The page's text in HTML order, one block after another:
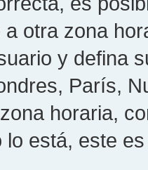
otra zona
y defina
París,
horaria,
lo está, este